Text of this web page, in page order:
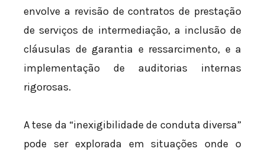
envolve a revisão de contratos de prestação
de serviços de intermediação, a inclusão de
cláusulas de garantia e ressarcimento, e a
implementação de auditorias internas
rigorosas.
A tese da “inexigibilidade de conduta diversa”
pode ser explorada em situações onde o